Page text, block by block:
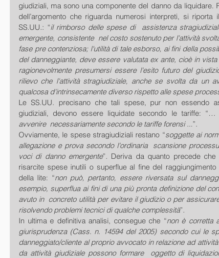
giudiziali, ma sono una componente del danno da liquidare.
dell’argomento che riguarda numerosi interpreti, si riporta
SS.UU.: “il rimborso delle spese di  assistenza
emergente, consistente  nel costo sostenuto per l'attività
fase pre contenziosa; l'utilità di tale esborso, ai fini della
del danneggiante, deve essere valutata ex ante, cioè in
ragionevolmente presumersi essere l'esito futuro del
rilievo che l'attività stragiudiziale, anche se svolta da un
qualcosa d'intrinsecamente diverso rispetto alle spese
Le SS.UU. precisano che tali spese, pur non essendo
giudiziali, devono essere liquidate secondo le tariffe: “…
avvenire  necessariamente secondo le tariffe forensi ...”.
Ovviamente, le spese stragiudiziali restano “soggette ai
allegazione e prova secondo l'ordinaria  scansione
voci di danno emergente”. Deriva da quanto precede che
risarcite spese inutili o superflue al fine del
della lite: “non può, pertanto, essere riversata sul
esempio, superflua ai fini di una più pronta definizione del
avuto in  concreto utilità per evitare il giudizio o per
risolvendo problemi tecnici di qualche complessità”.
In ultima e definitiva analisi, consegue che “non è corretta
giurisprudenza (Cass. n. 14594 del 2005) secondo cui le
danneggiato/cliente al proprio avvocato in relazione ad
da attività giudiziale possono formare  oggetto di